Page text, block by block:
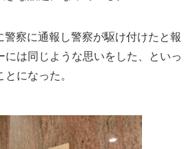
察に通報し警察が駆け付けたと報
には同じような思いをした、といっ
になった。